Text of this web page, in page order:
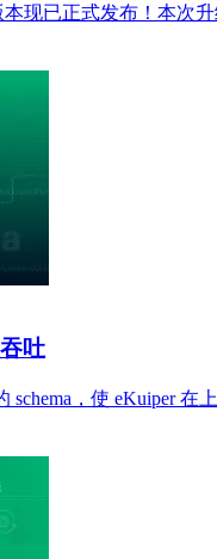
现已正式发布！本次
吐
，使 eKuiper 在